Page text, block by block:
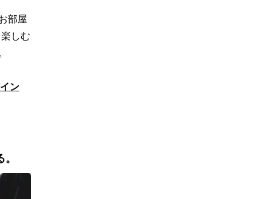
部屋
しむ
ン